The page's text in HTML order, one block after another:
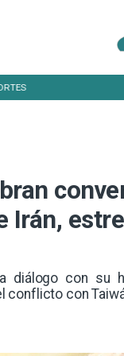
Irán,
diálogo con su
conflicto con